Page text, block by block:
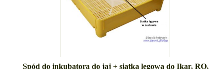
Spód do inkubatora do jaj + siatka lęgowa do Ikar, RO,